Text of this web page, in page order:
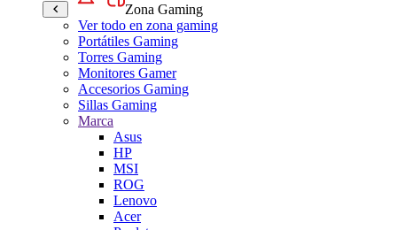
Zona Gaming
Ver todo en zona gaming
Portátiles Gaming
Torres Gaming
Monitores Gamer
Accesorios Gaming
Sillas Gaming
Marca
Asus
HP
MSI
ROG
Lenovo
Acer